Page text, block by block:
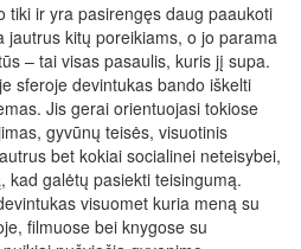
tiki ir yra pasirengęs daug paaukoti
jautrus kitų poreikiams, o jo parama
– tai visas pasaulis, kuris jį supa.
sferoje devintukas bando iškelti
Jis gerai orientuojasi tokiose
gyvūnų teisės, visuotinis
bet kokiai socialinei neteisybei,
kad galėtų pasiekti teisingumą.
visuomet kuria meną su
filmuose bei knygose su